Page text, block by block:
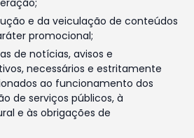
e da veiculação de conteúdos
promocional;
de notícias, avisos e
necessários e estritamente
ao funcionamento dos
de serviços públicos, à
e às obrigações de